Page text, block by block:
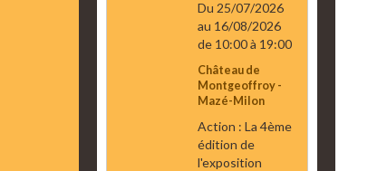
Du 25/07/2026
au 16/08/2026
de 10:00à 19:00
Château de
Montgeoffroy -
Mazé-Milon
Action : La 4ème
édition de
l'exposition